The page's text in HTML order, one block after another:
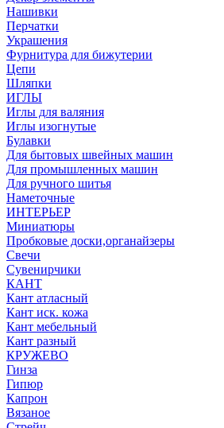
Нашивки
Перчатки
Украшения
Фурнитура для бижутерии
Цепи
Шляпки
ИГЛЫ
Иглы для валяния
Иглы изогнутые
Булавки
Для бытовых швейных машин
Для промышленных машин
Для ручного шитья
Наметочные
ИНТЕРЬЕР
Миниатюры
Пробковые доски,органайзеры
Свечи
Сувенирчики
КАНТ
Кант атласный
Кант иск. кожа
Кант мебельный
Кант разный
КРУЖЕВО
Гинза
Гипюр
Капрон
Вязаное